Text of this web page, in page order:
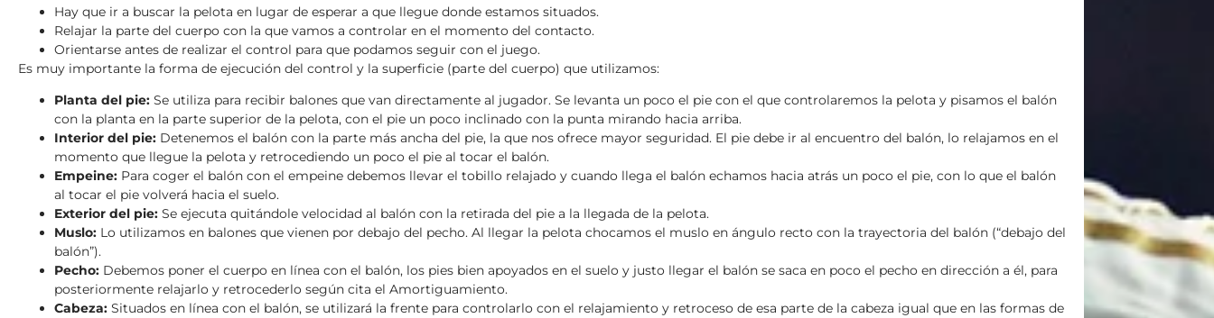
Hay que ir a buscar la pelota en lugar de esperar a que llegue donde estamos situados.
Relajar la parte del cuerpo con la que vamos a controlar en el momento del contacto.
Orientarse antes de realizar el control para que podamos seguir con el juego.
Es muy importante la forma de ejecución del control y la superficie (parte del cuerpo) que utilizamos:
Planta del pie: Se utiliza para recibir balones que van directamente al jugador. Se levanta un poco el pie con el que controlaremos la pelota y pisamos el balón
con la planta en la parte superior de la pelota, con el pie un poco inclinado con la punta mirando hacia arriba.
Interior del pie: Detenemos el balón con la parte más ancha del pie, la que nos ofrece mayor seguridad. El pie debe ir al encuentro del balón, lo relajamos en el
momento que llegue la pelota y retrocediendo un poco el pie al tocar el balón.
Empeine: Para coger el balón con el empeine debemos llevar el tobillo relajado y cuando llega el balón echamos hacia atrás un poco el pie, con lo que el balón
al tocar el pie volverá hacia el suelo.
Exterior del pie: Se ejecuta quitándole velocidad al balón con la retirada del pie a la llegada de la pelota.
Muslo: Lo utilizamos en balones que vienen por debajo del pecho. Al llegar la pelota chocamos el muslo en ángulo recto con la trayectoria del balón (“debajo del
balón”).
Pecho: Debemos poner el cuerpo en línea con el balón, los pies bien apoyados en el suelo y justo llegar el balón se saca en poco el pecho en dirección a él, para
posteriormente relajarlo y retrocederlo según cita el Amortiguamiento.
Cabeza: Situados en línea con el balón, se utilizará la frente para controlarlo con el relajamiento y retroceso de esa parte de la cabeza igual que en las formas de